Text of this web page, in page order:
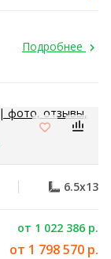
Подробнее
6.5x13
от 1 022 386 р.
от 1 798 570 р.